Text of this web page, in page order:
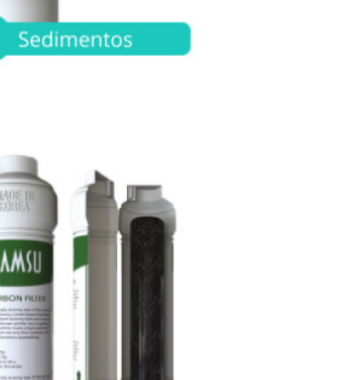
cloro residual, trihalometanos,
químicas contaminantes y
metales pesados herbicidas y